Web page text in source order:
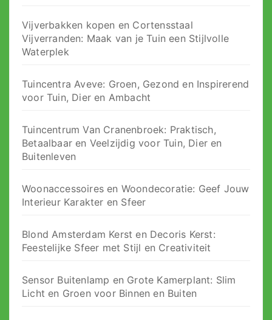
Vijverbakken kopen en Cortensstaal
Vijverranden: Maak van je Tuin een Stijlvolle
Waterplek
Tuincentra Aveve: Groen, Gezond en Inspirerend
voor Tuin, Dier en Ambacht
Tuincentrum Van Cranenbroek: Praktisch,
Betaalbaar en Veelzijdig voor Tuin, Dier en
Buitenleven
Woonaccessoires en Woondecoratie: Geef Jouw
Interieur Karakter en Sfeer
Blond Amsterdam Kerst en Decoris Kerst:
Feestelijke Sfeer met Stijl en Creativiteit
Sensor Buitenlamp en Grote Kamerplant: Slim
Licht en Groen voor Binnen en Buiten